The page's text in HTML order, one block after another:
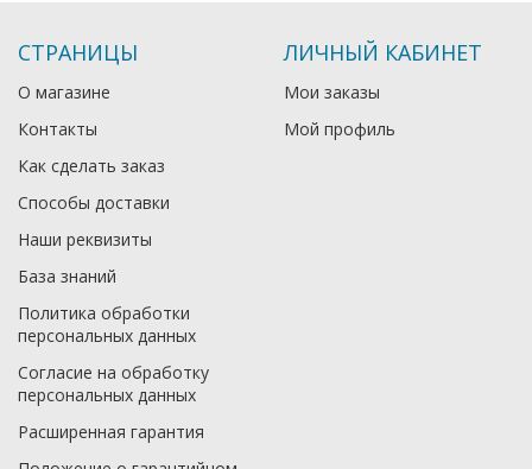
СТРАНИЦЫ
О магазине
Контакты
Как сделать заказ
Способы доставки
Наши реквизиты
База знаний
Политика обработки
персональных данных
Согласие на обработку
персональных данных
Расширенная гарантия
ЛИЧНЫЙ КАБИНЕТ
Мои заказы
Мой профиль